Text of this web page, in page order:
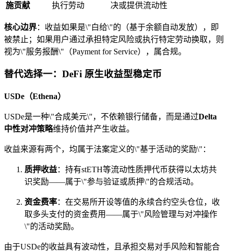
施贡献
执行劳动
决或提供流动性
核心边界：收益如果是\"白给\"的（基于余额自动发放），即
被禁止；如果用户通过承担特定风险或执行特定劳动换取，则
视为\"服务报酬\"（Payment for Service），属合规。
替代选择一：DeFi 原生收益型稳定币
USDe（Ethena）
USDe是一种\"合成美元\"，不依赖银行储备，而是通过Delta
中性对冲策略维持价值并产生收益。
收益来源有两个，均属于法案定义的\"基于活动的奖励\"：
质押收益：持有stETH等流动性质押代币获得以太坊共
识奖励——属于\"参与验证或质押\"的合规活动。
资金费率：在交易所开设等值的永续合约空头仓位，收
取多头支付的资金费用——属于\"风险管理与对冲操作
\"的活动奖励。
由于USDe的收益具有波动性，且承担交易对手风险和智能合